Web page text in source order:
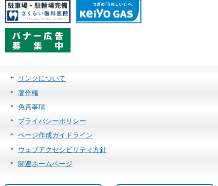
リンクについて
著作権
免責事項
プライバシーポリシー
ページ作成ガイドライン
ウェブアクセシビリティ方針
関連ホームページ